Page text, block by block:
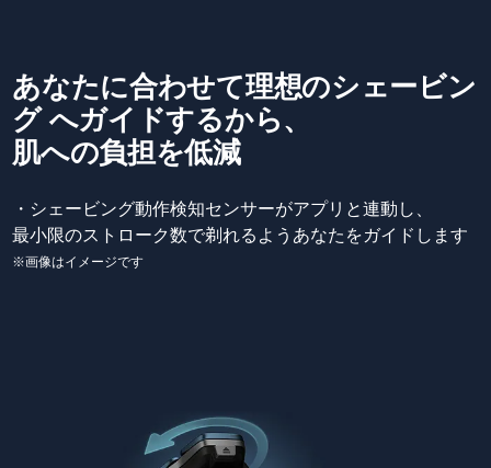
あなたに合わせて理想のシェービン
グ へガイドするから、
肌への負担を低減
・シェービング動作検知センサーがアプリと連動し、
最小限のストローク数で剃れるようあなたをガイドします
※画像はイメージです